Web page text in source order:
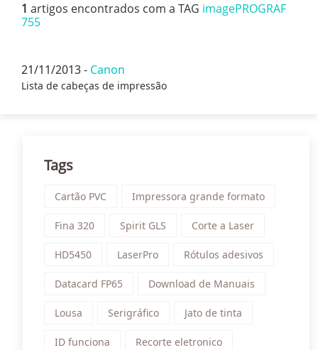
1 artigos encontrados com a TAG imagePROGRAF
755
21/11/2013 - Canon
Lista de cabeças de impressão
Tags
Cartão PVC Impressora grande formato
Fina 320 Spirit GLS Corte a Laser
HD5450 LaserPro Rótulos adesivos
Datacard FP65 Download de Manuais
Lousa Serigráfico Jato de tinta
ID funciona Recorte eletronico